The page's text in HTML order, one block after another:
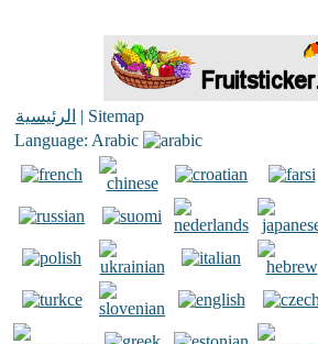
الرئيسية | Sitemap
Language: Arabic